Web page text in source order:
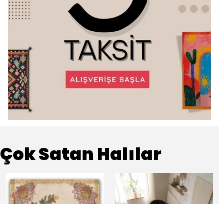
Çok Satan Halılar